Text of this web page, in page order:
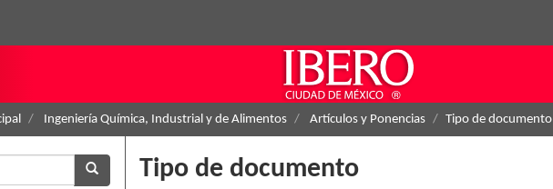
Ingeniería Química, Industrial y de Alimentos Artículos y Ponencias Tipo de documento
Tipo de documento